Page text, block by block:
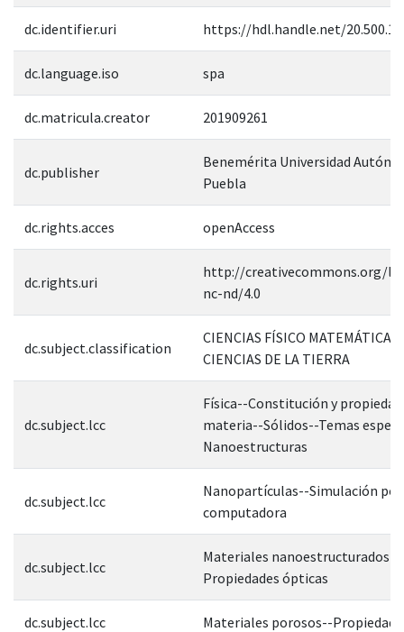
dc.identifier.uri https://hdl.handle.net/
dc.language.iso spa
dc.matricula.creator 201909261
dc.publisher
Benemérita Universidad
Puebla
dc.rights.acces openAccess
dc.rights.uri
http://creativecommons.org/
nc-nd/4.0
dc.subject.classification
CIENCIAS FÍSICO MATEMÁTICAS
CIENCIAS DE LA TIERRA
dc.subject.lcc
Física--Constitución y
materia--Sólidos--Temas
Nanoestructuras
dc.subject.lcc
Nanopartículas--Simulación por
computadora
dc.subject.lcc
Materiales nanoestructurados--
Propiedades ópticas
dc.subject.lcc Materiales porosos--